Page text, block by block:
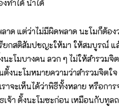
งทำได้ นำได้
าด แต่ว่าไม่มีผิดพลาด นะโมก็ต้อง
ยกสติสัมปชญะให้มา ให้สมบูรณ์ แ
ะโมบางคน ลวก ๆ ไม่ให้สำรวมจิ
งนะโมหมายความว่าสำรวมจิตใจ
ราจะเห็นได้ว่าพิธีทั้งหลาย หรือกา
จ้า ตั้งนะโมซะก่อน เหมือนกับทูล